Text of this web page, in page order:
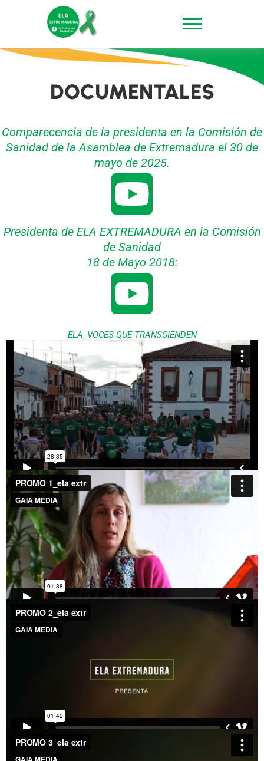
DOCUMENTALES
Comparecencia de la presidenta en la Comisión de
Sanidad de la Asamblea de Extremadura el 30 de
mayo de 2025.
Presidenta de ELA EXTREMADURA en la Comisión
de Sanidad
18 de Mayo 2018:
ELA_VOCES QUE TRANSCIENDEN